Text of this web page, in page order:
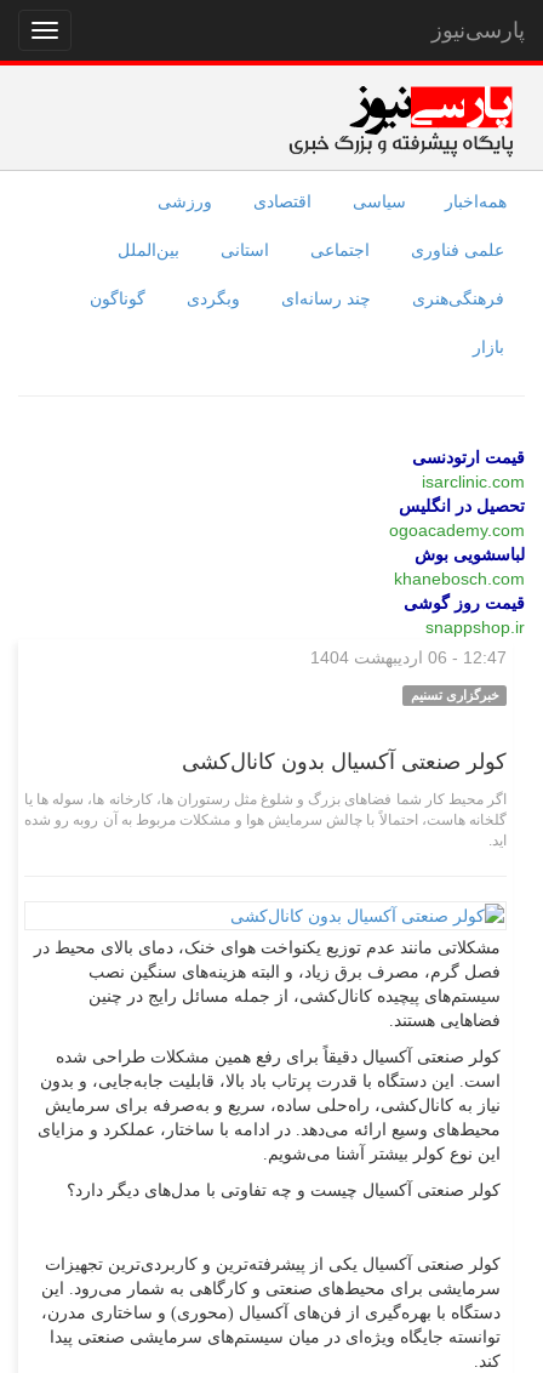
نمایش
منو
پارسی‌نیوز
همه‌اخبار سیاسی اقتصادی ورزشی
علمی فناوری اجتماعی استانی بین‌الملل
فرهنگی‌هنری چند رسانه‌ای وبگردی گوناگون
بازار
قیمت ارتودنسی
isarclinic.com
تحصیل در انگلیس
ogoacademy.com
لباسشویی بوش
khanebosch.com
قیمت روز گوشی
snappshop.ir
12:47 - 06 اردیبهشت 1404
خبرگزاری تسنیم
کولر صنعتی آکسیال بدون کانال‌کشی
اگر محیط کار شما فضاهای بزرگ و شلوغ مثل رستوران ها، کارخانه ها، سوله ها یا
گلخانه هاست، احتمالاً با چالش سرمایش هوا و مشکلات مربوط به آن روبه رو شده
اید.
مشکلاتی مانند عدم توزیع یکنواخت هوای خنک، دمای بالای محیط در
فصل گرم، مصرف برق زیاد، و البته هزینه‌های سنگین نصب
سیستم‌های پیچیده کانال‌کشی، از جمله مسائل رایج در چنین
فضاهایی هستند.
کولر صنعتی آکسیال دقیقاً برای رفع همین مشکلات طراحی شده
است. این دستگاه با قدرت پرتاب باد بالا، قابلیت جابه‌جایی، و بدون
نیاز به کانال‌کشی، راه‌حلی ساده، سریع و به‌صرفه برای سرمایش
محیط‌های وسیع ارائه می‌دهد. در ادامه با ساختار، عملکرد و مزایای
این نوع کولر بیشتر آشنا می‌شویم.
کولر صنعتی آکسیال چیست و چه تفاوتی با مدل‌های دیگر دارد؟
کولر صنعتی آکسیال یکی از پیشرفته‌ترین و کاربردی‌ترین تجهیزات
سرمایشی برای محیط‌های صنعتی و کارگاهی به شمار می‌رود. این
دستگاه با بهره‌گیری از فن‌های آکسیال (محوری) و ساختاری مدرن،
توانسته جایگاه ویژه‌ای در میان سیستم‌های سرمایشی صنعتی پیدا
کند.